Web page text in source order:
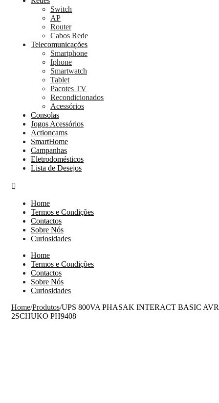
Switch
AP
Router
Cabos Rede
Telecomunicações
Smartphone
Iphone
Smartwatch
Tablet
Pacotes TV
Recondicionados
Acessórios
Consolas
Jogos Acessórios
Actioncams
SmartHome
Campanhas
Eletrodomésticos
Lista de Desejos
Home
Termos e Condições
Contactos
Sobre Nós
Curiosidades
Home
Termos e Condições
Contactos
Sobre Nós
Curiosidades
Home/Produtos/UPS 800VA PHASAK INTERACT BASIC AVR
2SCHUKO PH9408